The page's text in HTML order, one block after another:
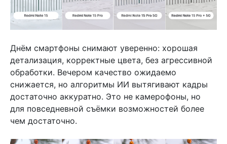
Днём смартфоны снимают уверенно: хорошая
детализация, корректные цвета, без агрессивной
обработки. Вечером качество ожидаемо
снижается, но алгоритмы ИИ вытягивают кадры
достаточно аккуратно. Это не камерофоны, но
для повседневной съёмки возможностей более
чем достаточно.